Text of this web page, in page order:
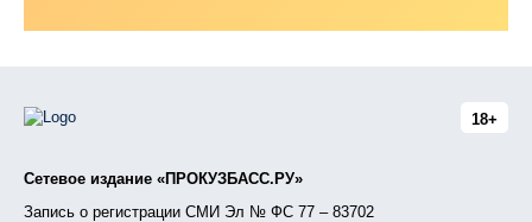
18+
Сетевое издание «ПРОКУЗБАСС.РУ»
Запись о регистрации СМИ Эл № ФС 77 – 83702